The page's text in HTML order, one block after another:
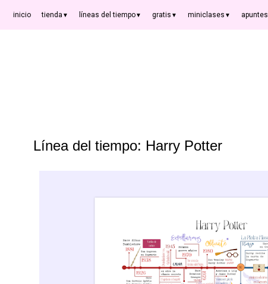
inicio tienda ▼ líneas del tiempo▼ gratis ▼ miniclases ▼ apuntes
Línea del tiempo: Harry Potter